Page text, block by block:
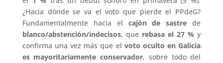
¿Hacia dónde se va el voto que pierde el PPdeG?
Fundamentalmente hacia el cajón de sastre de
blanco/abstención/indecisos, que rebasa el 27 % y
confirma una vez más que el voto oculto en Galicia
es mayoritariamente conservador, sobre todo del